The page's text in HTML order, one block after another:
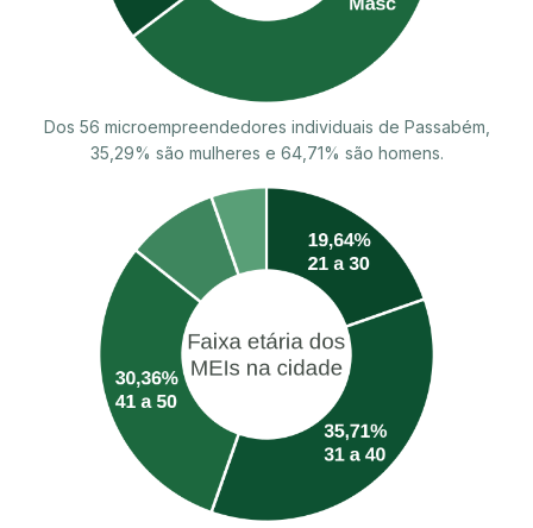
Dos 56 microempreendedores individuais de Passabém,
35,29% são mulheres e 64,71% são homens.